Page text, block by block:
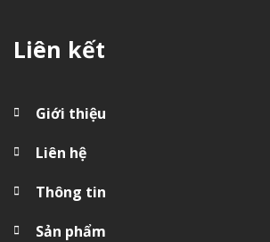
Liên kết
Giới thiệu
Liên hệ
Thông tin
Sản phẩm